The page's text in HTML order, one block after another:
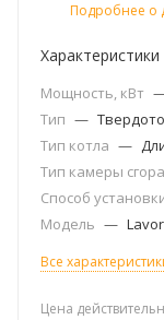
Подробнее о
Характеристики
Мощность, кВт
Тип —
Тип котла —
Тип камеры
Способ
Модель —
Все
Цена